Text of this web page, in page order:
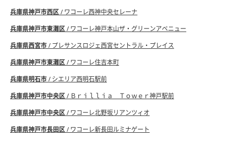
兵庫県神戸市西区/ ワコーレ西神中央セレーナ
兵庫県神戸市東灘区/ ワコーレ神戸本山ザ・グリーンアベニュー
兵庫県西宮市/ プレサンスロジェ西宮セントラル・プレイス
兵庫県神戸市東灘区/ ワコーレ住吉本町
兵庫県明石市/ シエリア西明石駅前
兵庫県神戸市中央区/ Ｂｒｉｌｌｉａ Ｔｏｗｅｒ神戸駅前
兵庫県神戸市中央区/ ワコーレ北野坂リアンツィオ
兵庫県神戸市長田区/ ワコーレ新長田ルミナゲート